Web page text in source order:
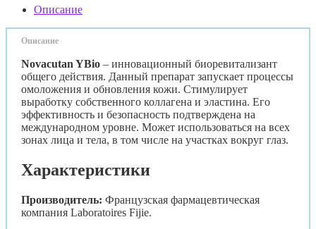
Описание
Описание
Novacutan YBio – инновационный биоревитализант
общего действия. Данный препарат запускает процессы
омоложения и обновления кожи. Стимулирует
выработку собственного коллагена и эластина. Его
эффективность и безопасность подтверждена на
международном уровне. Может использоваться на всех
зонах лица и тела, в том числе на участках вокруг глаз.
Характеристики
Производитель: Французская фармацевтическая
компания Laboratoires Fijie.